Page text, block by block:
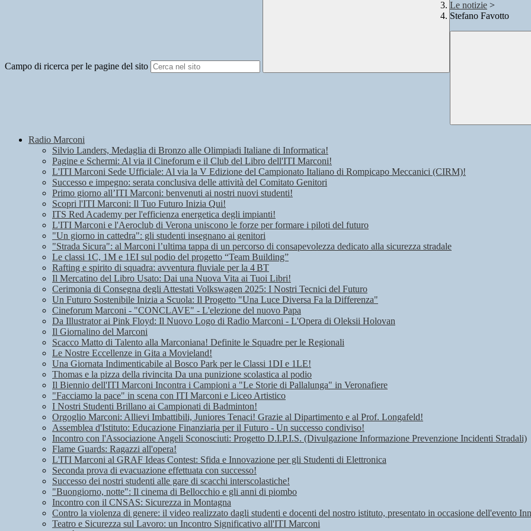
Campo di ricerca per le pagine del sito
Le notizie >
Stefano Favotto
Radio Marconi
Silvio Landers, Medaglia di Bronzo alle Olimpiadi Italiane di Informatica!
Pagine e Schermi: Al via il Cineforum e il Club del Libro dell'ITI Marconi!
L'ITI Marconi Sede Ufficiale: Al via la V Edizione del Campionato Italiano di Rompicapo Meccanici (CIRM)!
Successo e impegno: serata conclusiva delle attività del Comitato Genitori
Primo giorno all’ITI Marconi: benvenuti ai nostri nuovi studenti!
Scopri l'ITI Marconi: Il Tuo Futuro Inizia Qui!
ITS Red Academy per l'efficienza energetica degli impianti!
L'ITI Marconi e l'Aeroclub di Verona uniscono le forze per formare i piloti del futuro
"Un giorno in cattedra": gli studenti insegnano ai genitori
"Strada Sicura": al Marconi l’ultima tappa di un percorso di consapevolezza dedicato alla sicurezza stradale
Le classi 1C, 1M e 1EI sul podio del progetto “Team Building”
Rafting e spirito di squadra: avventura fluviale per la 4 BT
Il Mercatino del Libro Usato: Dai una Nuova Vita ai Tuoi Libri!
Cerimonia di Consegna degli Attestati Volkswagen 2025: I Nostri Tecnici del Futuro
Un Futuro Sostenibile Inizia a Scuola: Il Progetto "Una Luce Diversa Fa la Differenza"
Cineforum Marconi - "CONCLAVE" - L'elezione del nuovo Papa
Da Illustrator ai Pink Floyd: Il Nuovo Logo di Radio Marconi - L'Opera di Oleksii Holovan
Il Giornalino del Marconi
Scacco Matto di Talento alla Marconiana! Definite le Squadre per le Regionali
Le Nostre Eccellenze in Gita a Movieland!
Una Giornata Indimenticabile al Bosco Park per le Classi 1DI e 1LE!
Thomas e la pizza della rivincita Da una punizione scolastica al podio
Il Biennio dell'ITI Marconi Incontra i Campioni a "Le Storie di Pallalunga" in Veronafiere
"Facciamo la pace" in scena con ITI Marconi e Liceo Artistico
I Nostri Studenti Brillano ai Campionati di Badminton!
Orgoglio Marconi: Allievi Imbattibili, Juniores Tenaci! Grazie al Dipartimento e al Prof. Longafeld!
Assemblea d'Istituto: Educazione Finanziaria per il Futuro - Un successo condiviso!
Incontro con l'Associazione Angeli Sconosciuti: Progetto D.I.P.I.S. (Divulgazione Informazione Prevenzione Incidenti Stradali)
Flame Guards: Ragazzi all'opera!
L'ITI Marconi al GRAF Ideas Contest: Sfida e Innovazione per gli Studenti di Elettronica
Seconda prova di evacuazione effettuata con successo!
Successo dei nostri studenti alle gare di scacchi interscolastiche!
"Buongiorno, notte": Il cinema di Bellocchio e gli anni di piombo
Incontro con il CNSAS: Sicurezza in Montagna
Contro la violenza di genere: il video realizzato dagli studenti e docenti del nostro istituto, presentato in occasione dell'evento
Teatro e Sicurezza sul Lavoro: un Incontro Significativo all'ITI Marconi